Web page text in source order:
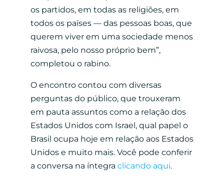
os partidos, em todas as religiões, em
todos os países — das pessoas boas, que
querem viver em uma sociedade menos
raivosa, pelo nosso próprio bem”,
completou o rabino.
O encontro contou com diversas
perguntas do público, que trouxeram
em pauta assuntos como a relação dos
Estados Unidos com Israel, qual papel o
Brasil ocupa hoje em relação aos Estados
Unidos e muito mais. Você pode conferir
a conversa na íntegra clicando aqui.